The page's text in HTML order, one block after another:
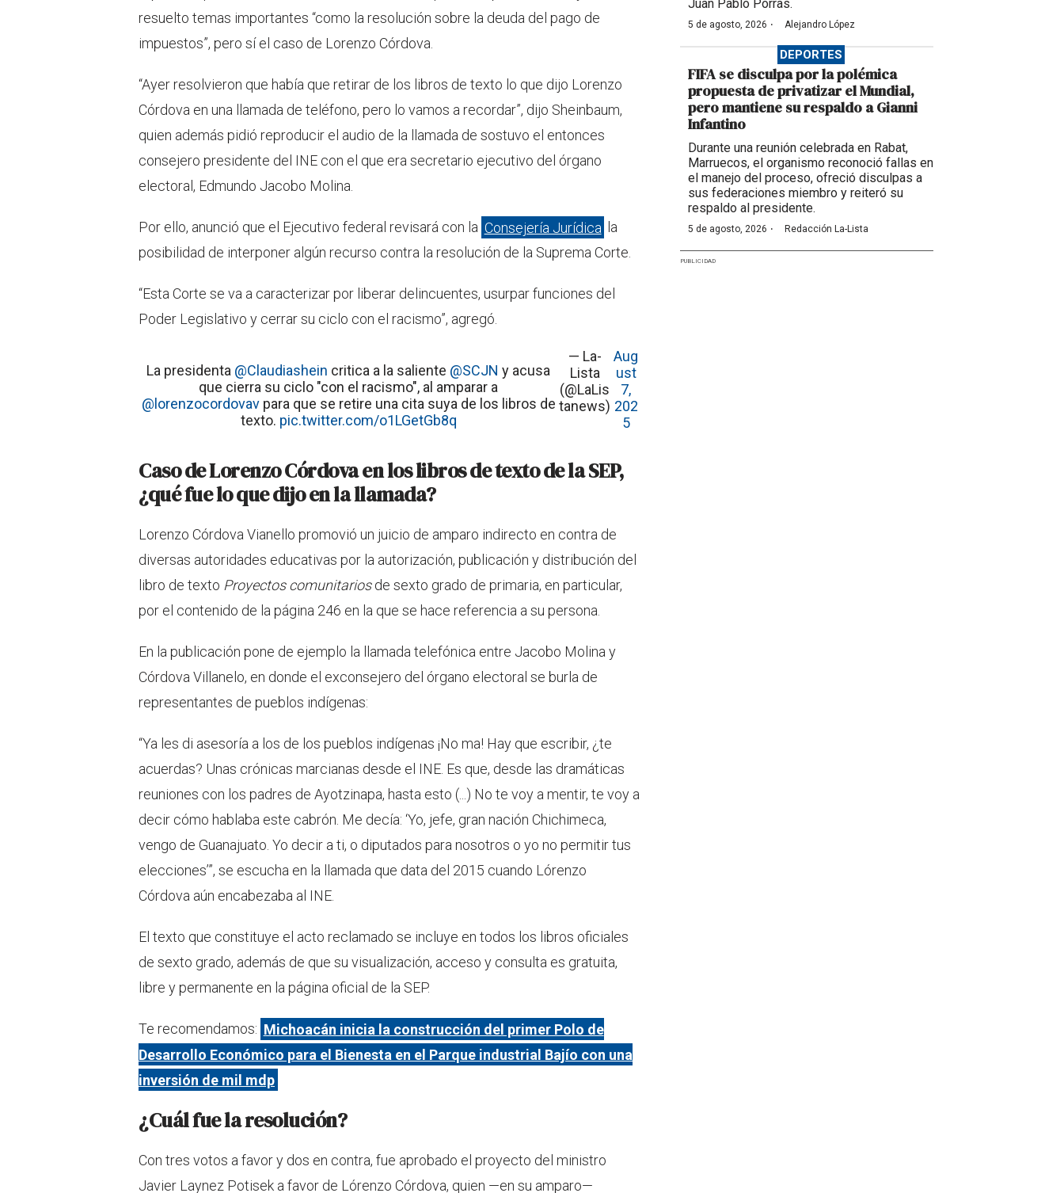
resuelto temas importantes “como la resolución sobre la deuda del pago de
impuestos”, pero sí el caso de Lorenzo Córdova.
“Ayer resolvieron que había que retirar de los libros de texto lo que dijo Lorenzo
Córdova en una llamada de teléfono, pero lo vamos a recordar”, dijo Sheinbaum,
quien además pidió reproducir el audio de la llamada de sostuvo el entonces
consejero presidente del INE con el que era secretario ejecutivo del órgano
electoral, Edmundo Jacobo Molina.
Por ello, anunció que el Ejecutivo federal revisará con la Consejería Jurídica
la
posibilidad de interponer algún recurso contra la resolución de la Suprema Corte.
“Esta Corte se va a caracterizar por liberar delincuentes, usurpar funciones del
Poder Legislativo y cerrar su ciclo con el racismo”, agregó.
La presidenta @Claudiashein critica a la saliente @SCJN y acusa
que cierra su ciclo "con el racismo", al amparar a
@lorenzocordovavpara que se retire una cita suya de los libros de
texto. pic.twitter.com/o1LGetGb8q
— La-
Lista
(@LaLis
tanews)
Aug
ust
7,
202
5
Caso de Lorenzo Córdova en los libros de texto de la SEP,
¿qué fue lo que dijo en la llamada?
Lorenzo Córdova Vianello promovió un juicio de amparo indirecto en contra de
diversas autoridades educativas por la autorización, publicación y distribución del
libro de texto Proyectos comunitariosde sexto grado de primaria, en particular,
por el contenido de la página 246 en la que se hace referencia a su persona.
En la publicación pone de ejemplo la llamada telefónica entre Jacobo Molina y
Córdova Villanelo, en donde el exconsejero del órgano electoral se burla de
representantes de pueblos indígenas:
“Ya les di asesoría a los de los pueblos indígenas ¡No ma! Hay que escribir, ¿te
acuerdas? Unas crónicas marcianas desde el INE. Es que, desde las dramáticas
reuniones con los padres de Ayotzinapa, hasta esto (...) No te voy a mentir, te voy a
decir cómo hablaba este cabrón. Me decía: ‘Yo, jefe, gran nación Chichimeca,
vengo de Guanajuato. Yo decir a ti, o diputados para nosotros o yo no permitir tus
elecciones’”, se escucha en la llamada que data del 2015 cuando Lórenzo
Córdova aún encabezaba al INE.
El texto que constituye el acto reclamado se incluye en todos los libros oficiales
de sexto grado, además de que su visualización, acceso y consulta es gratuita,
libre y permanente en la página oficial de la SEP.
Te recomendamos: Michoacán inicia la construcción del primer Polo de
Desarrollo Económico para el Bienesta en el Parque industrial Bajío con una
inversión de mil mdp
¿Cuál fue la resolución?
Con tres votos a favor y dos en contra, fue aprobado el proyecto del ministro
Javier Laynez Potisek a favor de Lórenzo Córdova, quien —en su amparo—
Juan Pablo Porras.
5 de agosto, 2026 · Alejandro López
DEPORTES
FIFA se disculpa por la polémica
propuesta de privatizar el Mundial,
pero mantiene su respaldo a Gianni
Infantino
Durante una reunión celebrada en Rabat,
Marruecos, el organismo reconoció fallas en
el manejo del proceso, ofreció disculpas a
sus federaciones miembro y reiteró su
respaldo al presidente.
5 de agosto, 2026 · Redacción La-Lista
PUBLICIDAD